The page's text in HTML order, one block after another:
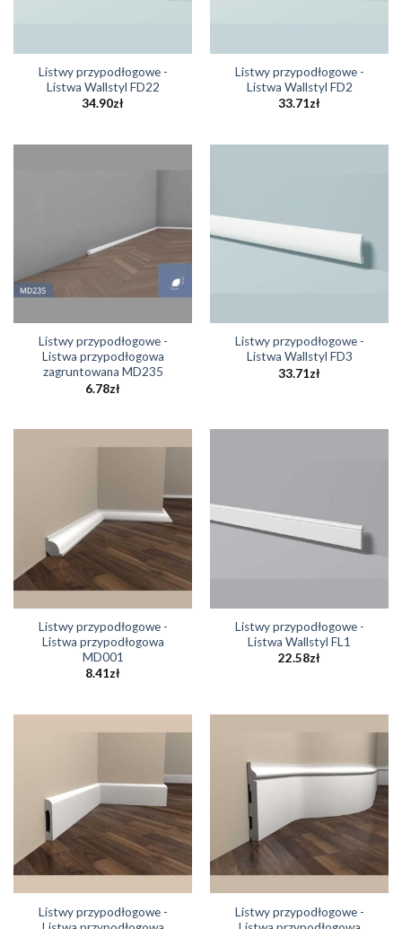
Listwy przypodłogowe -
Listwa Wallstyl FD22
34.90zł
Listwy przypodłogowe -
Listwa Wallstyl FD2
33.71zł
Listwy przypodłogowe -
Listwa przypodłogowa
zagruntowana MD235
6.78zł
Listwy przypodłogowe -
Listwa Wallstyl FD3
33.71zł
Listwy przypodłogowe -
Listwa przypodłogowa
MD001
8.41zł
Listwy przypodłogowe -
Listwa Wallstyl FL1
22.58zł
Listwy przypodłogowe -
Listwy przypodłogowe -